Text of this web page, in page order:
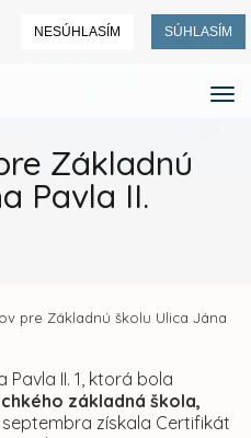
NESÚHLASÍM SÚHLASÍM
Základnú
Pavla II.
pre Základnú školu Ulica Jána
II. 1, ktorá bola
základná škola,
získala Certifikát